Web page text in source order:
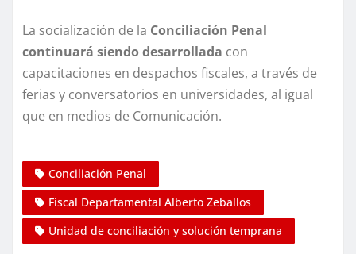
La socialización de la Conciliación Penal
continuará siendo desarrollada con
capacitaciones en despachos fiscales, a través de
ferias y conversatorios en universidades, al igual
que en medios de Comunicación.
Conciliación Penal
Fiscal Departamental Alberto Zeballos
Unidad de conciliación y solución temprana